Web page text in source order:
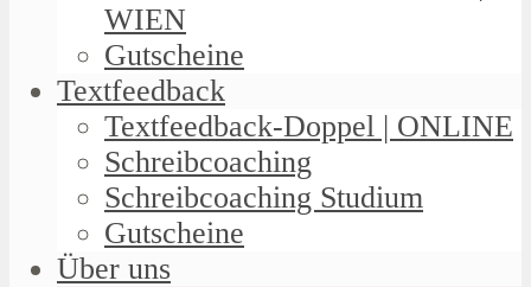
WIEN
Gutscheine
Textfeedback
Textfeedback-Doppel | ONLINE
Schreibcoaching
Schreibcoaching Studium
Gutscheine
Über uns